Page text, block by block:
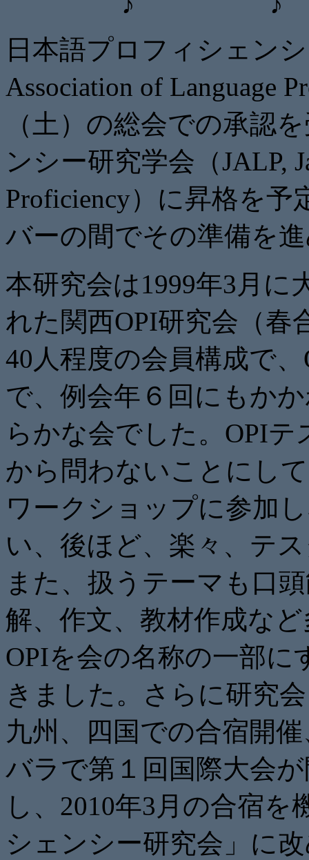
日本語プロフィシェンシ
Association of Language
（土） の総会での承認
ンシー研究学会（JALP,
Proficiency）に昇格を予
バーの間でその準備を
本研究会は1999年3月に
れた関西OPI研究会（春
40人程度の会員構成で
で、例会年６回にもか
らかな会でした。 OPIテ
から問わないことにし
ワークショップに参加
い、後ほど、楽々、テ
また、 扱うテーマも口
解、作文、 教材作成な
OPIを会の名称の一部に
きました。
さらに研究
九州、
四国での合宿開
バラで第１回国 際大会
し、2010年3月の合宿を
シェンシー研究会」 に